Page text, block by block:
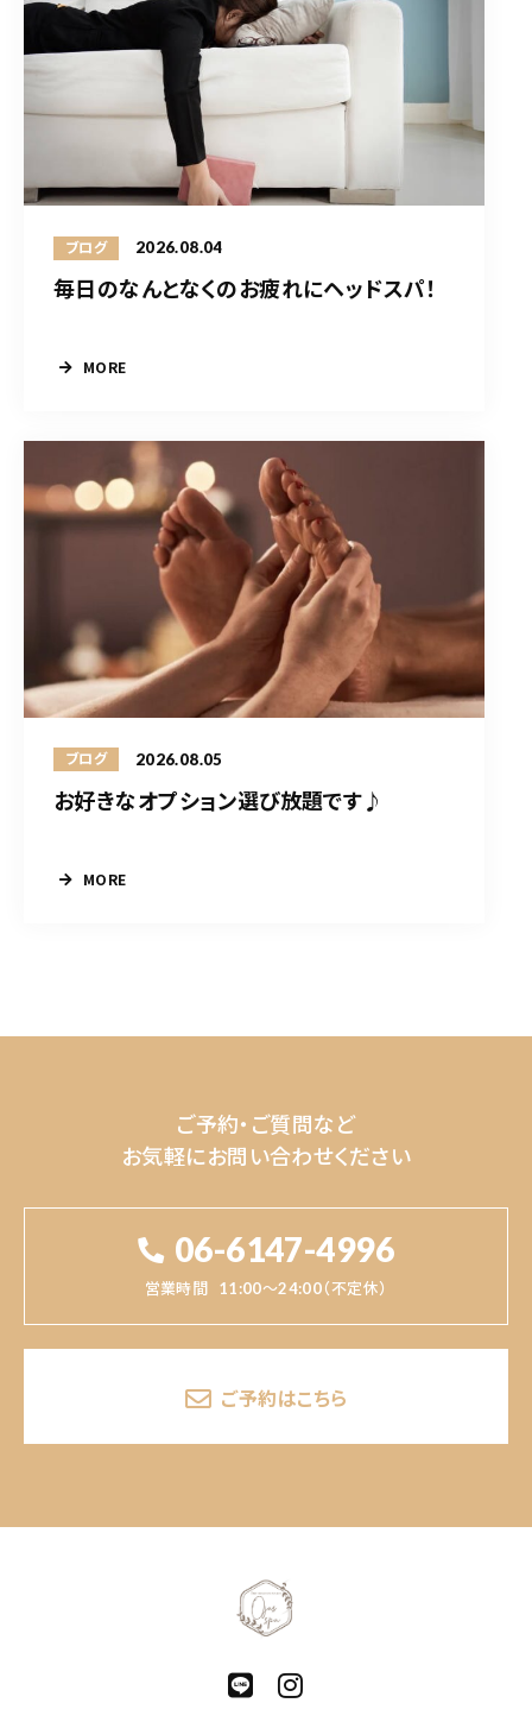
ブログ 2026.08.04
毎日のなんとなくのお疲れにヘッドスパ！
MORE
ブログ 2026.08.05
お好きなオプション選び放題です♪
MORE
ご予約・ご質問など
お気軽にお問い合わせください
06-6147-4996
営業時間 11:00～24:00（不定休）
ご予約はこちら